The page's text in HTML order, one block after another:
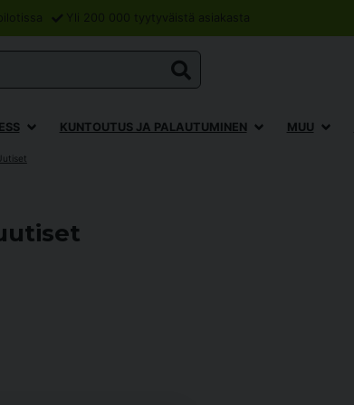
Yli 200 000 tyytyväistä asiakasta
KUNTOUTUS JA PALAUTUMINEN MUU